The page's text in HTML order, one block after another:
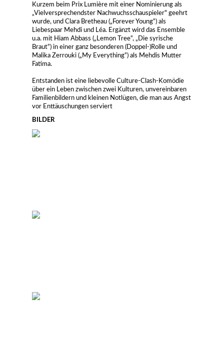
Kurzem beim Prix Lumière mit einer Nominierung als
„Vielversprechendster Nachwuchsschauspieler" geehrt
wurde, und Clara Bretheau („Forever Young“) als
Liebespaar Mehdi und Léa. Ergänzt wird das Ensemble
u.a. mit Hiam Abbass („Lemon Tree“, „Die syrische
Braut“) in einer ganz besonderen (Doppel-)Rolle und
Malika Zerrouki („My Everything“) als Mehdis Mutter
Fatima.
Entstanden ist eine liebevolle Culture-Clash-Komödie
über ein Leben zwischen zwei Kulturen, unvereinbaren
Familienbildern und kleinen Notlügen, die man aus Angst
vor Enttäuschungen serviert
BILDER